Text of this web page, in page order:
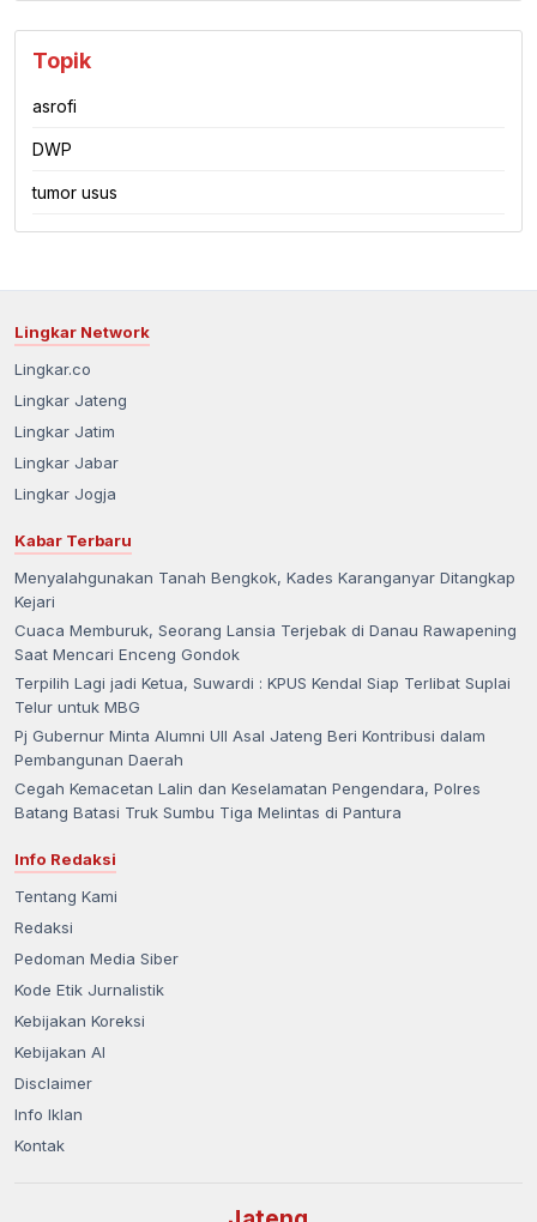
Topik
asrofi
DWP
tumor usus
Lingkar Network
Lingkar.co
Lingkar Jateng
Lingkar Jatim
Lingkar Jabar
Lingkar Jogja
Kabar Terbaru
Menyalahgunakan Tanah Bengkok, Kades Karanganyar Ditangkap
Kejari
Cuaca Memburuk, Seorang Lansia Terjebak di Danau Rawapening
Saat Mencari Enceng Gondok
Terpilih Lagi jadi Ketua, Suwardi : KPUS Kendal Siap Terlibat Suplai
Telur untuk MBG
Pj Gubernur Minta Alumni UII Asal Jateng Beri Kontribusi dalam
Pembangunan Daerah
Cegah Kemacetan Lalin dan Keselamatan Pengendara, Polres
Batang Batasi Truk Sumbu Tiga Melintas di Pantura
Info Redaksi
Tentang Kami
Redaksi
Pedoman Media Siber
Kode Etik Jurnalistik
Kebijakan Koreksi
Kebijakan AI
Disclaimer
Info Iklan
Kontak